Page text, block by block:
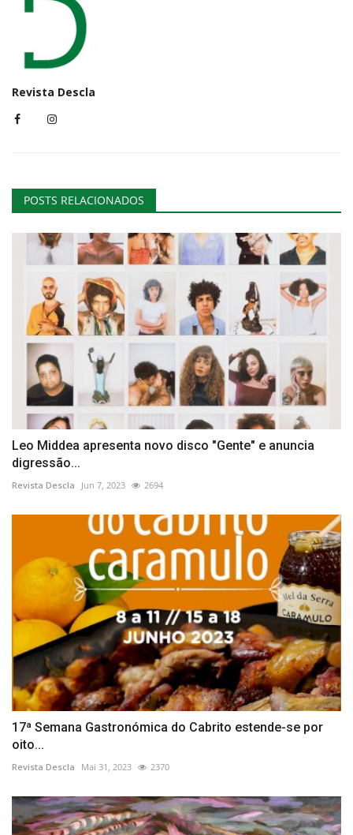
Revista Descla
POSTS RELACIONADOS
Leo Middea apresenta novo disco "Gente" e anuncia
digressão...
Revista Descla Jun 7, 2023 2694
17ª Semana Gastronómica do Cabrito estende-se por
oito...
Revista Descla Mai 31, 2023 2370